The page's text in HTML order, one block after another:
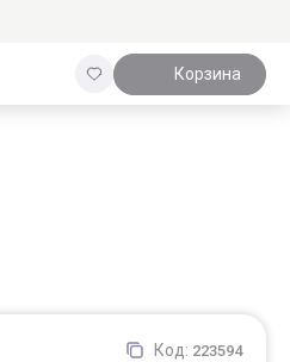
Корзина
Код: 223594